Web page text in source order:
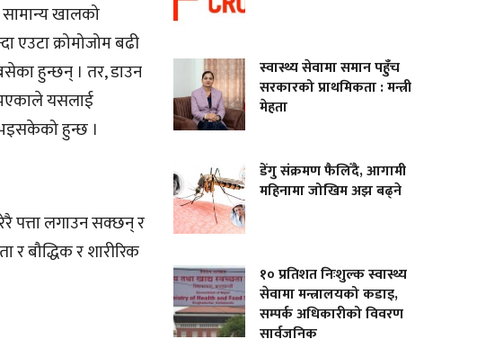
सामान्य खालको
एउटा क्रोमोजोम बढी
हुन्छन् । तर, डाउन
भएकाले यसलाई
भइसकेको हुन्छ ।
पत्ता लगाउन सक्छन् र
र बौद्धिक र शारीरिक
स्वास्थ्य सेवामा समान पहुँच
सरकारको प्राथमिकता : मन्त्री
मेहता
डेंगु संक्रमण फैलिँदै, आगामी
महिनामा जोखिम अझ बढ्ने
१० प्रतिशत निःशुल्क स्वास्थ्य
सेवामा मन्त्रालयको कडाइ,
सम्पर्क अधिकारीको विवरण
सार्वजनिक